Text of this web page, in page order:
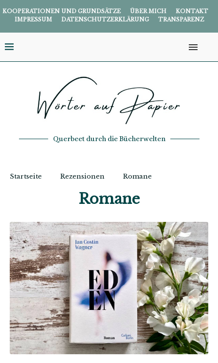
KOOPERATIONEN UND GRUNDSÄTZE ÜBER MICH
KONTAKT
IMPRESSUM
DATENSCHUTZERKLÄRUNG TRANSPARENZ
Querbeet durch die Bücherwelten
Startseite Rezensionen Romane
Romane